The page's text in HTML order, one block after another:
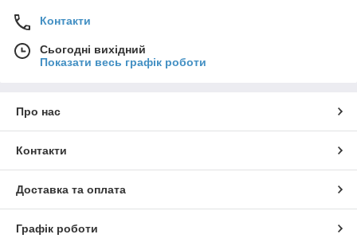
Контакти
Сьогодні вихідний
Показати весь графік роботи
Про нас
Контакти
Доставка та оплата
Графік роботи